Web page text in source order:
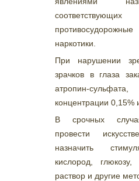
наркотики.
При нарушении
зрачков в глаза
атропин-
концентрации 0,15%
В срочных
провести
назначить
кислород, глюкозу,
раствор и другие